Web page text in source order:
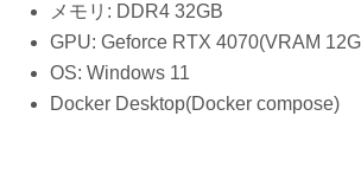
メモリ: DDR4 32GB
GPU: Geforce RTX 4070(VRAM
OS: Windows 11
Docker Desktop(Docker compose)